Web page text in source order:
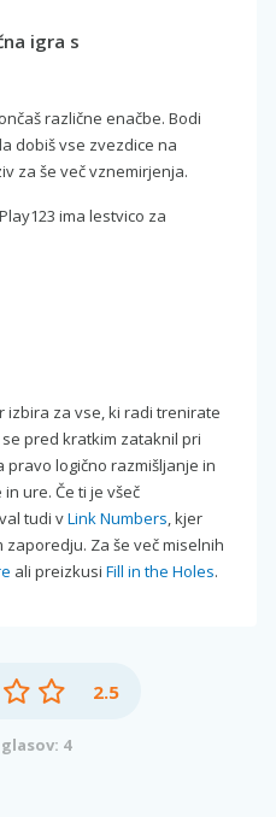
igra s
različne enačbe. Bodi
dobiš vse zvezdice na
za še več vznemirjenja.
ima lestvico za
izbira za vse, ki radi trenirate
pred kratkim zataknil pri
pravo logično razmišljanje in
ure. Če ti je všeč
tudi vLink Numbers, kjer
Za še več miselnih
ali preizkusi Fill in the Holes.
2.5
4